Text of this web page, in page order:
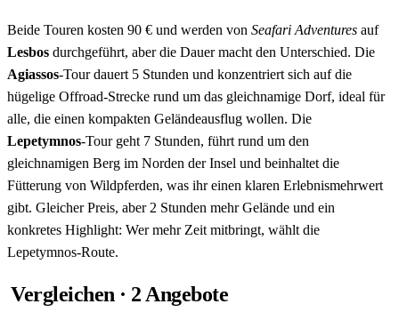
Beide Touren kosten 90 € und werden von Seafari Adventures auf
Lesbos durchgeführt, aber die Dauer macht den Unterschied. Die
Agiassos-Tour dauert 5 Stunden und konzentriert sich auf die
hügelige Offroad-Strecke rund um das gleichnamige Dorf, ideal für
alle, die einen kompakten Geländeausflug wollen. Die
Lepetymnos-Tour geht 7 Stunden, führt rund um den
gleichnamigen Berg im Norden der Insel und beinhaltet die
Fütterung von Wildpferden, was ihr einen klaren Erlebnismehrwert
gibt. Gleicher Preis, aber 2 Stunden mehr Gelände und ein
konkretes Highlight: Wer mehr Zeit mitbringt, wählt die
Lepetymnos-Route.
Vergleichen · 2 Angebote